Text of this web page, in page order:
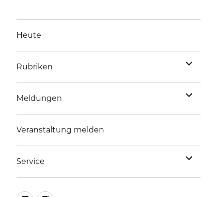
Heute
Rubriken
anzeigen
Meldungen
anzeigen
Veranstaltung melden
Service
anzeigen